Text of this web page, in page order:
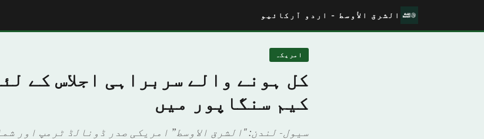
الشرق الأوسط - اردو آرکائیو
امريكہ
کل ہونے والے سربراہی اجلاس کے
کیم سنگاپور میں
سیول- لندن: "الشرق الاوسط” امریکی صدر ڈونالڈ ٹرمپ اور